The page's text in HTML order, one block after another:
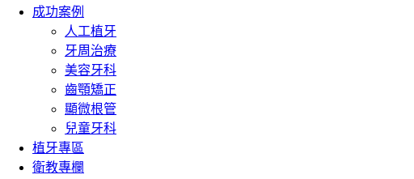
成功案例
人工植牙
牙周治療
美容牙科
齒顎矯正
顯微根管
兒童牙科
植牙專區
衛教專欄